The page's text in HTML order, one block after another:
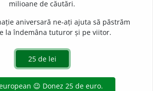
milioane de căutări.
aniversară ne-ați ajuta să păstrăm
la îndemâna tuturor și pe viitor.